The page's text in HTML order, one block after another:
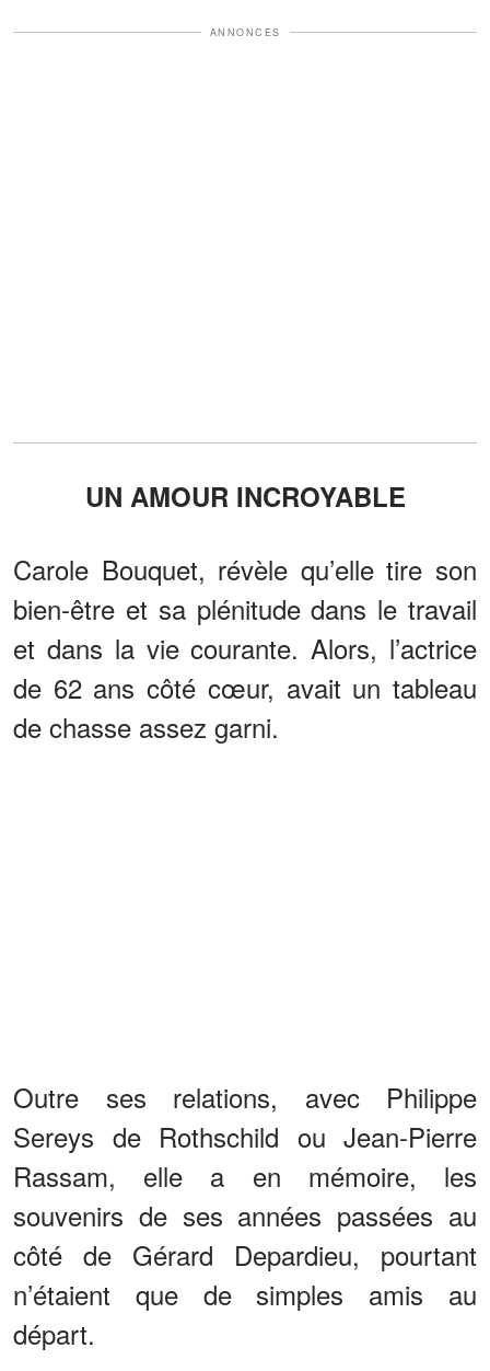
ANNONCES
UN AMOUR INCROYABLE
Carole Bouquet, révèle qu’elle tire son
bien-être et sa plénitude dans le travail
et dans la vie courante. Alors, l’actrice
de 62 ans côté cœur, avait un tableau
de chasse assez garni.
Outre ses relations, avec Philippe
Sereys de Rothschild ou Jean-Pierre
Rassam, elle a en mémoire, les
souvenirs de ses années passées au
côté de Gérard Depardieu, pourtant
n’étaient que de simples amis au
départ.